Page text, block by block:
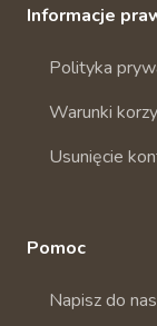
Informacje
Polityka
Warunki
Usunięcie
Pomoc
Napisz do nas